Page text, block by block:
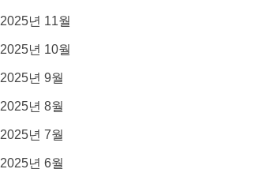
2025년 11월
2025년 10월
2025년 9월
2025년 8월
2025년 7월
2025년 6월